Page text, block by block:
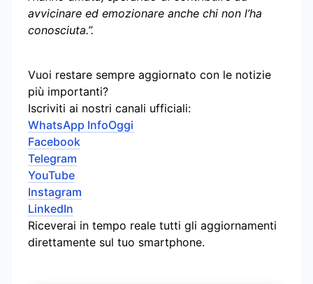
avvicinare ed emozionare anche chi non l’ha
conosciuta.”.
Vuoi restare sempre aggiornato con le notizie
più importanti?
Iscriviti ai nostri canali ufficiali:
WhatsApp InfoOggi
Facebook
Telegram
YouTube
Instagram
LinkedIn
Riceverai in tempo reale tutti gli aggiornamenti
direttamente sul tuo smartphone.